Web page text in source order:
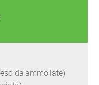
da ammollate)